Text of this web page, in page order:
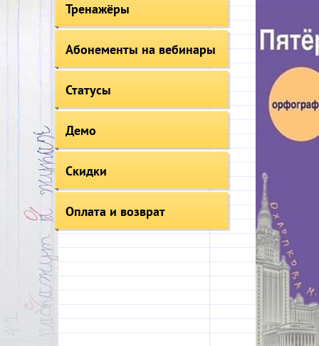
Тренажёры
Абонементы на вебинары
Статусы
Демо
Скидки
Оплата и возврат